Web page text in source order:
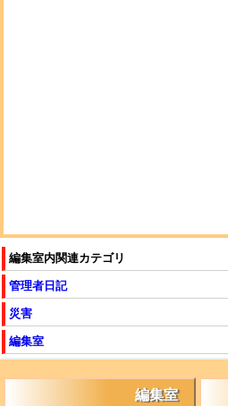
編集室内関連カテゴリ
管理者日記
災害
編集室
編集室